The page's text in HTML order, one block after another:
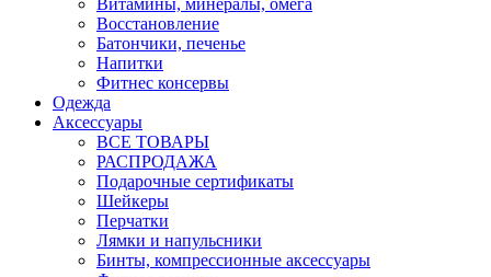
Витамины, минералы, омега
Восстановление
Батончики, печенье
Напитки
Фитнес консервы
Одежда
Аксессуары
ВСЕ ТОВАРЫ
РАСПРОДАЖА
Подарочные сертификаты
Шейкеры
Перчатки
Лямки и напульсники
Бинты, компрессионные аксессуары